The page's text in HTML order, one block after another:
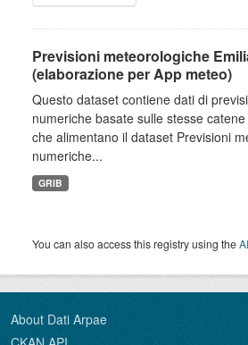
Previsioni meteorologiche
(elaborazione per App meteo)
Questo dataset contiene dati di
numeriche basate sulle stesse
che alimentano il dataset Previsioni
numeriche...
GRIB
You can also access this registry using the
About Dati Arpae